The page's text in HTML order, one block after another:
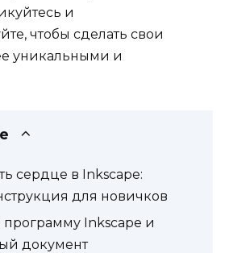
и
чтобы сделать свои
уникальными и
сердце в Inkscape:
для новичков
программу Inkscape и
документ